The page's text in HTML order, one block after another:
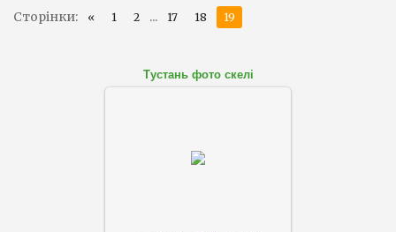
Сторінки: « 1 2 ... 17 18 19
Тустань фото скелі